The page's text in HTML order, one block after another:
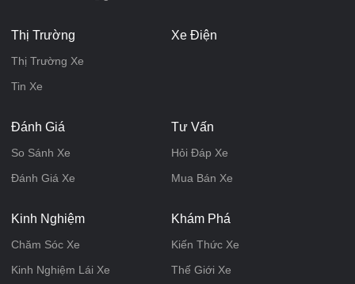
Thị Trường
Thị Trường Xe
Tin Xe
Xe Điện
Đánh Giá
So Sánh Xe
Đánh Giá Xe
Tư Vấn
Hỏi Đáp Xe
Mua Bán Xe
Kinh Nghiệm
Chăm Sóc Xe
Kinh Nghiệm Lái Xe
Khám Phá
Kiến Thức Xe
Thế Giới Xe